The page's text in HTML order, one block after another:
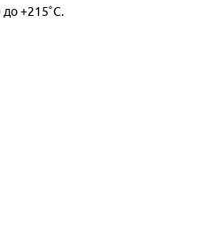
+215˚С.